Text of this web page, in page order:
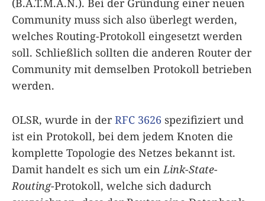
(B.A.T.M.A.N.). Bei der Gründung einer neuen
Community muss sich also überlegt werden,
welches Routing-Protokoll eingesetzt werden
soll. Schließlich sollten die anderen Router der
Community mit demselben Protokoll betrieben
werden.
OLSR, wurde in derRFC 3626 spezifiziert und
ist ein Protokoll, bei dem jedem Knoten die
komplette Topologie des Netzes bekannt ist.
Damit handelt es sich um einLink-State-
Routing-Protokoll, welche sich dadurch